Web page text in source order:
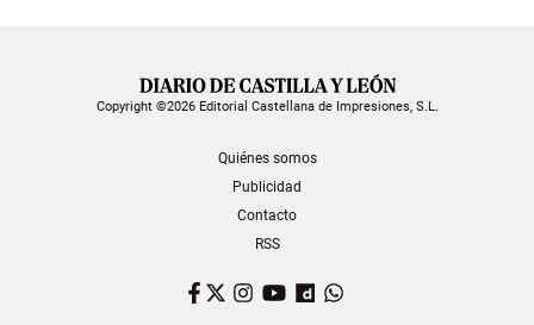
Copyright ©2026 Editorial Castellana de Impresiones, S.L.
Quiénes somos
Publicidad
Contacto
RSS
Facebook
TwitterInstagram
YouTubeDailymotion